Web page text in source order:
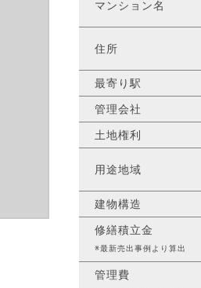
マンション名
住所
最寄り駅
管理会社
土地権利
用途地域
建物構造
修繕積立金
※最新売出事例より算出
管理費